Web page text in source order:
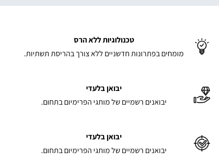
טכנולוגיות ללא הרס
מומחים בפתרונות חדשניים ללא צורך בהריסת תשתיות.
יבואן בלעדי
יבואנים רשמיים של מותגי הפרימיום בתחום.
יבואן בלעדי
יבואנים רשמיים של מותגי הפרימיום בתחום.